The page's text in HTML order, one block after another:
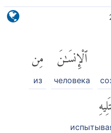
ٱلْإِنسَٰنَ
человека
مِن
из